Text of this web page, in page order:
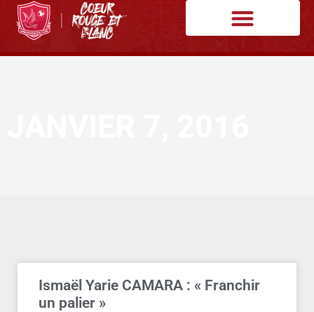
Ismaël Yarie CAMARA : « Franchir
un palier »